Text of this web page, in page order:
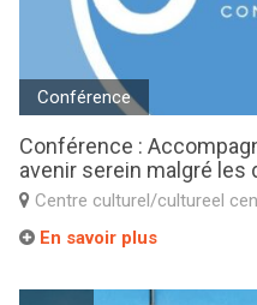
Conférence
Conférence :
avenir serein malgré les
Centre culturel/cultureel
En savoir plus